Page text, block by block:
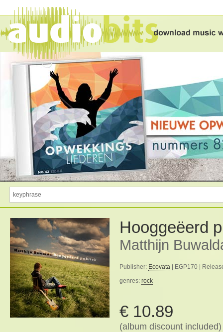
Hooggeëerd
Matthijn
Publisher: Ecovata | EGP170 |
genres: rock
€ 10.89
(album discount included)